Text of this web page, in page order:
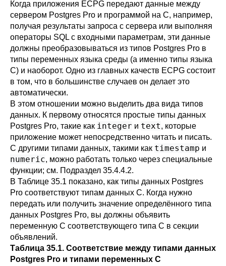
Когда приложения ECPG передают данные между
сервером Postgres Pro и программой на C, например,
получая результаты запроса с сервера или выполняя
операторы SQL с входными параметрам, эти данные
должны преобразовываться из типов Postgres Pro в
типы переменных языка среды (а именно типы языка
C) и наоборот. Одно из главных качеств ECPG состоит
в том, что в большинстве случаев он делает это
автоматически.
В этом отношении можно выделить два вида типов
данных. К первому относятся простые типы данных
Postgres Pro, такие как integer и text, которые
приложение может непосредственно читать и писать.
С другими типами данных, такими как timestamp и
numeric, можно работать только через специальные
функции; см. Подраздел 35.4.4.2.
В Таблице 35.1 показано, как типы данных Postgres
Pro соответствуют типам данных C. Когда нужно
передать или получить значение определённого типа
данных Postgres Pro, вы должны объявить
переменную C соответствующего типа C в секции
объявлений.
Таблица 35.1. Соответствие между типами данных
Postgres Pro и типами переменных C